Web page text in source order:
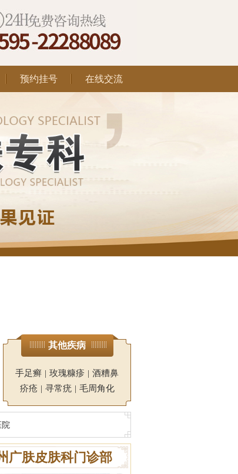
预约挂号 在线交流
其他疾病
手足癣 | 玫瑰糠疹 | 酒糟鼻
疥疮 | 寻常疣 | 毛周角化
广肤皮肤科门诊部